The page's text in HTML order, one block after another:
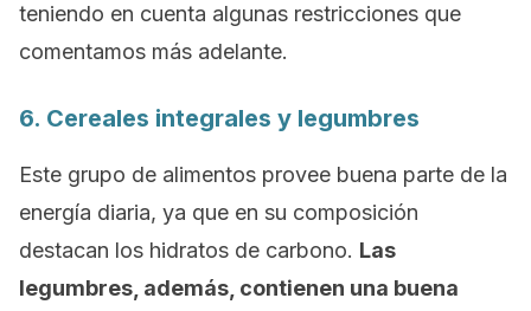
teniendo en cuenta algunas restricciones que
comentamos más adelante.
6. Cereales integrales y legumbres
Este grupo de alimentos provee buena parte de la
energía diaria, ya que en su composición
destacan los hidratos de carbono. Las
legumbres, además, contienen una buena